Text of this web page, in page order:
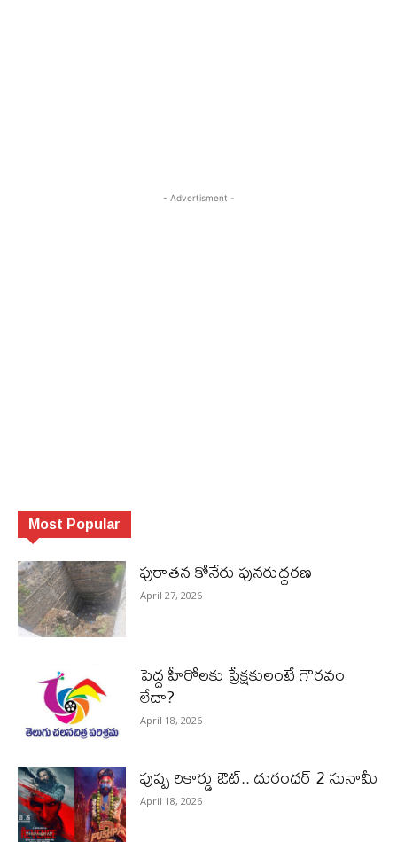
- Advertisment -
Most Popular
పురాత‌న కోనేరు పున‌రుద్ధ‌ర‌ణ
April 27, 2026
పెద్ద హీరోల‌కు ప్రేక్ష‌కులంటే గౌర‌వం
లేదా?
April 18, 2026
పుష్ప రికార్డు ఔట్‌.. దురంధ‌ర్ 2 సునామీ
April 18, 2026